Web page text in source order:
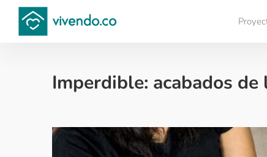
Imperdible: acabados
Decoración - 2020-11-18
Compara proyectos